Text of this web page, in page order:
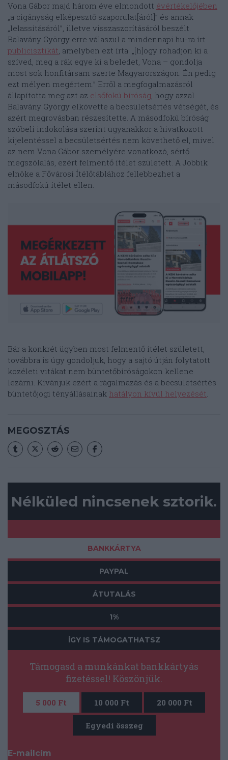
Vona Gábor majd három éve elmondott évértékelőjében
„a cigányság elképesztő szaporulat[áról]” és annak
„lelassításáról”, illetve visszaszorításáról beszélt.
Balavány György erre válaszul a mindennapi.hu-ra írt
publicisztikát, amelyben ezt írta: „[h]ogy rohadjon ki a
szíved, meg a rák egye ki a beledet, Vona – gondolja
most sok honfitársam szerte Magyarországon. Én pedig
ezt mélyen megértem.” Erről a megfogalmazásról
állapította meg azt az elsőfokú bíróság, hogy azzal
Balavány György elkövette a becsületsértés vétségét, és
azért megrovásban részesítette. A másodfokú bíróság
szóbeli indokolása szerint ugyanakkor a hivatkozott
kijelentéssel a becsületsértés nem követhető el, mivel
az nem Vona Gábor személyére vonatkozó, sértő
megszólalás, ezért felmentő ítélet született. A Jobbik
elnöke a Fővárosi Ítélőtáblához fellebbezhet a
másodfokú ítélet ellen.
Bár a konkrét ügyben most felmentő ítélet született,
továbbra is úgy gondoljuk, hogy a sajtó útján folytatott
közéleti vitákat nem büntetőbíróságokon kellene
lezárni. Kívánjuk ezért a rágalmazás és a becsületsértés
büntetőjogi tényállásainak hatályon kívül helyezését.
MEGOSZTÁS
Nélküled nincsenek sztorik.
BANKKÁRTYA
PAYPAL
ÁTUTALÁS
1%
ÍGY IS TÁMOGATHATSZ
Támogasd a munkánkat bankkártyás
fizetéssel! Köszönjük.
5 000 Ft 10 000 Ft 20 000 Ft
Egyedi összeg
E-mailcím